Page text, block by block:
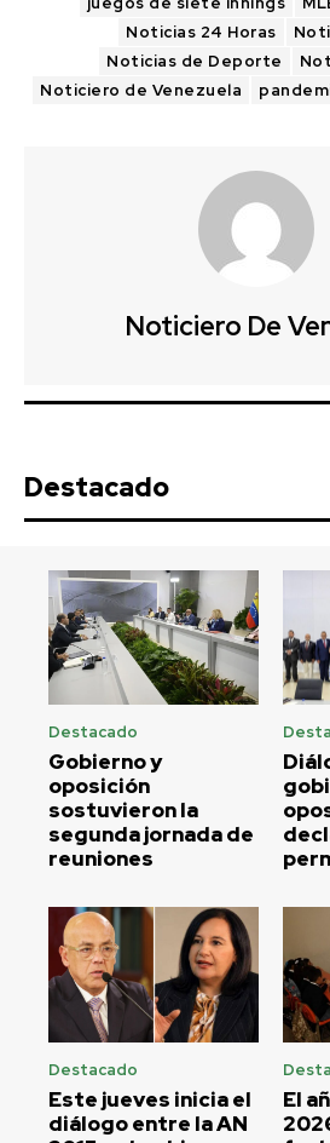
Noticias 24 Horas
Noticias de Deporte
Noticiero de Venezuela
Noticiero De
Destacado
Destacado
Gobierno y
oposición
sostuvieron la
segunda jornada de
reuniones
Destacado
Este jueves inicia el
diálogo entre la AN
El